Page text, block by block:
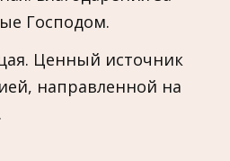
Господом.
Ценный источник
направленной на